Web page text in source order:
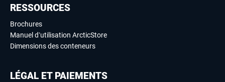
RESSOURCES
Brochures
Manuel d’utilisation ArcticStore
Dimensions des conteneurs
LÉGAL ET PAIEMENTS